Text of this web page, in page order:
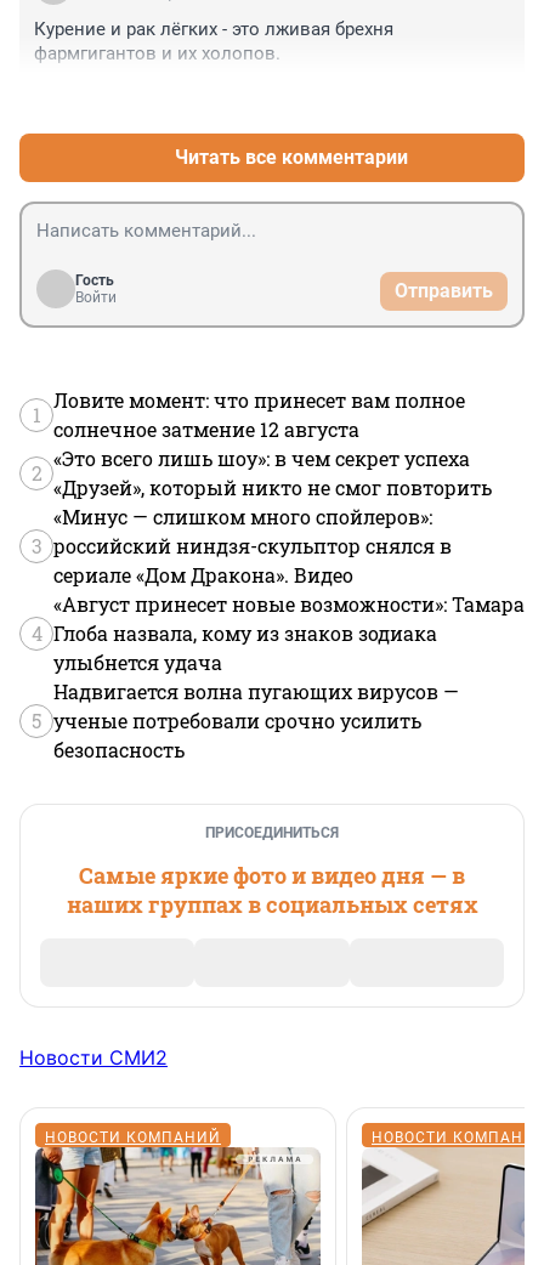
Курение и рак лёгких - это лживая брехня
фармгигантов и их холопов.
Читать все комментарии
Гость
Войти
Отправить
1
Ловите момент: что принесет вам полное
солнечное затмение 12 августа
2
«Это всего лишь шоу»: в чем секрет успеха
«Друзей», который никто не смог повторить
3
«Минус — слишком много спойлеров»:
российский ниндзя-скульптор снялся в
сериале «Дом Дракона». Видео
4
«Август принесет новые возможности»: Тамара
Глоба назвала, кому из знаков зодиака
улыбнется удача
5
Надвигается волна пугающих вирусов —
ученые потребовали срочно усилить
безопасность
ПРИСОЕДИНИТЬСЯ
Самые яркие фото и видео дня — в
наших группах в социальных сетях
Новости СМИ2
НОВОСТИ КОМПАНИЙ НОВОСТИ